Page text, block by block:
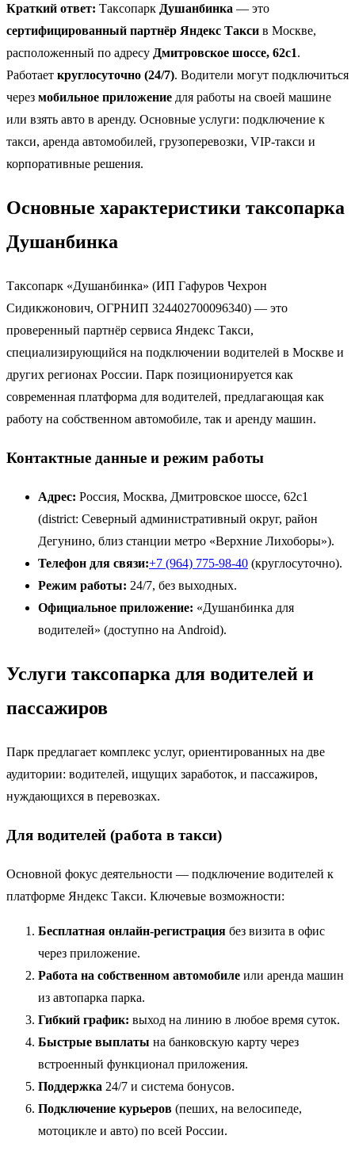
Краткий ответ: Таксопарк Душанбинка — это
сертифицированный партнёр Яндекс Такси в Москве,
расположенный по адресу Дмитровское шоссе, 62с1.
Работает круглосуточно (24/7). Водители могут подключиться
через мобильное приложение для работы на своей машине
или взять авто в аренду. Основные услуги: подключение к
такси, аренда автомобилей, грузоперевозки, VIP-такси и
корпоративные решения.
Основные характеристики таксопарка
Душанбинка
Таксопарк «Душанбинка» (ИП Гафуров Чехрон
Сидикжонович, ОГРНИП 324402700096340) — это
проверенный партнёр сервиса Яндекс Такси,
специализирующийся на подключении водителей в Москве и
других регионах России. Парк позиционируется как
современная платформа для водителей, предлагающая как
работу на собственном автомобиле, так и аренду машин.
Контактные данные и режим работы
Адрес: Россия, Москва, Дмитровское шоссе, 62с1
(district: Северный административный округ, район
Дегунино, близ станции метро «Верхние Лихоборы»).
Телефон для связи:+7 (964) 775-98-40 (круглосуточно).
Режим работы: 24/7, без выходных.
Официальное приложение: «Душанбинка для
водителей» (доступно на Android).
Услуги таксопарка для водителей и
пассажиров
Парк предлагает комплекс услуг, ориентированных на две
аудитории: водителей, ищущих заработок, и пассажиров,
нуждающихся в перевозках.
Для водителей (работа в такси)
Основной фокус деятельности — подключение водителей к
платформе Яндекс Такси. Ключевые возможности:
Бесплатная онлайн-регистрация без визита в офис
через приложение.
Работа на собственном автомобиле или аренда машин
из автопарка парка.
Гибкий график: выход на линию в любое время суток.
Быстрые выплаты на банковскую карту через
встроенный функционал приложения.
Поддержка 24/7 и система бонусов.
Подключение курьеров (пеших, на велосипеде,
мотоцикле и авто) по всей России.